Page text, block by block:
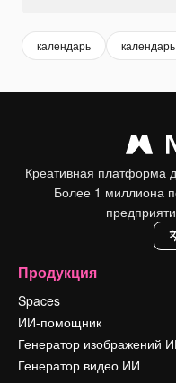
календарь
Креативная платформа
Более 1 миллиона
Продукция
Spaces
ИИ-помощник
Генератор изображений
Генератор видео ИИ